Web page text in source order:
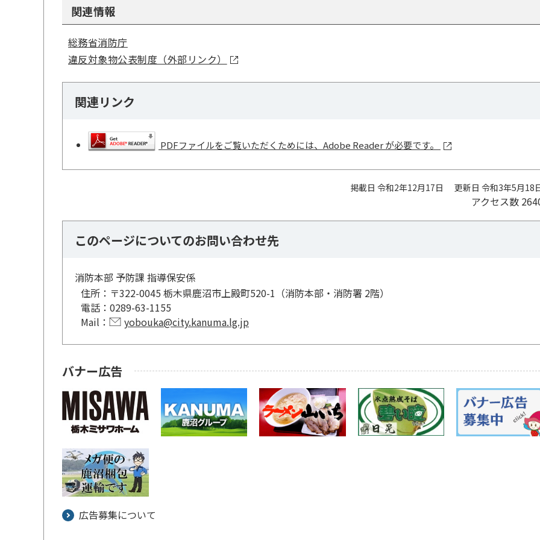
関連情報
総務省消防庁
違反対象物公表制度（外部リンク）
関連リンク
PDFファイルをご覧いただくためには、Adobe Reader が必要です。
掲載日 令和2年12月17日 更新日 令和3年5月18
アクセス数
このページについてのお問い合わせ先
消防本部 予防課 指導保安係
住所： 〒322-0045 栃木県鹿沼市上殿町520-1（消防本部・消防署 2階）
電話： 0289-63-1155
Mail：
yobouka@city.kanuma.lg.jp
バナー広告
広告募集について